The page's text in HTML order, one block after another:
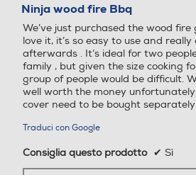
5
stelle.
Ninja wood fire Bbq
We’ve just purchased the wood fire
love it, it’s so easy to use and
afterwards . It’s ideal for two
family , but given the size cooking
group of people would be difficult.
well worth the money
cover need to be bought separately
Traduci con Google
Consiglia questo prodotto ✔ Sì